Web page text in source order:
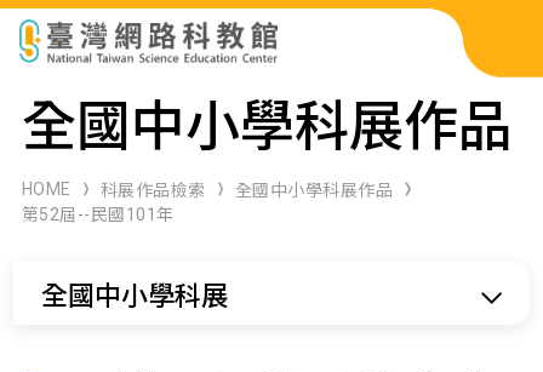
科展作品檢索
科學研習月刊
全國中小學科展作品
HOME 科展作品檢索
全國中小學科展作品
第52屆--民國101年
全國中小學科展